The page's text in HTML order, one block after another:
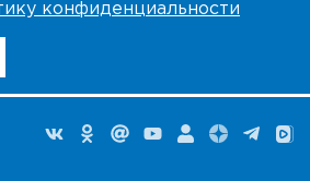
конфиденциальности